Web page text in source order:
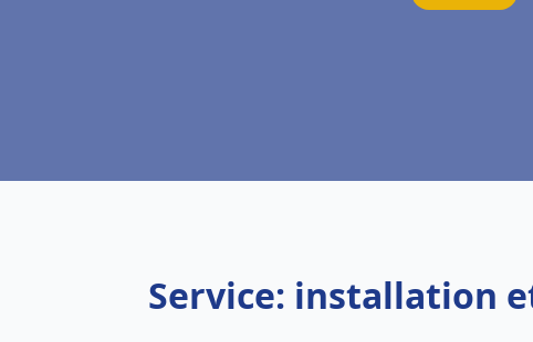
Service: installation